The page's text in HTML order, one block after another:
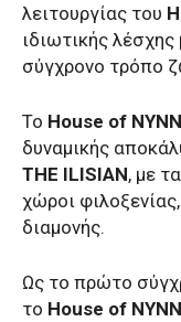
λειτουργίας του
ιδιωτικής
σύγχρονο τρόπο
Το House of NYNN
δυναμικής
THE ILISIAN, με
χώροι
διαμονής.
Ως το πρώτο
το House of NYNN